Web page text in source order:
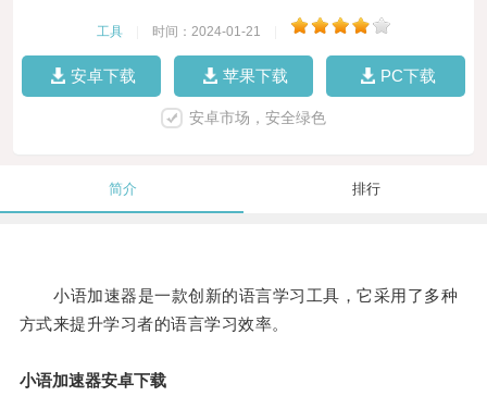
工具 时间：2024-01-21
安卓下载 苹果下载 PC下载
安卓市场，安全绿色
简介 排行
小语加速器是一款创新的语言学习工具，它采用了多种
方式来提升学习者的语言学习效率。
小语加速器安卓下载